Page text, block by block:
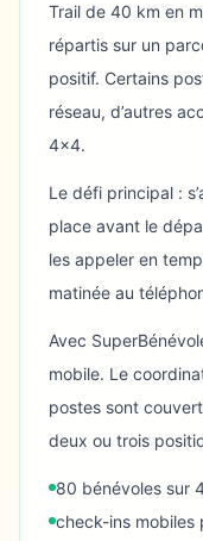
Trail de 40 km en
répartis sur un
positif. Certains
réseau, d’autres
4x4.
Le défi principal :
place avant le
les appeler en
matinée au
Avec
mobile. Le
postes sont
deux ou trois
80 bénévoles sur
check-ins mobiles